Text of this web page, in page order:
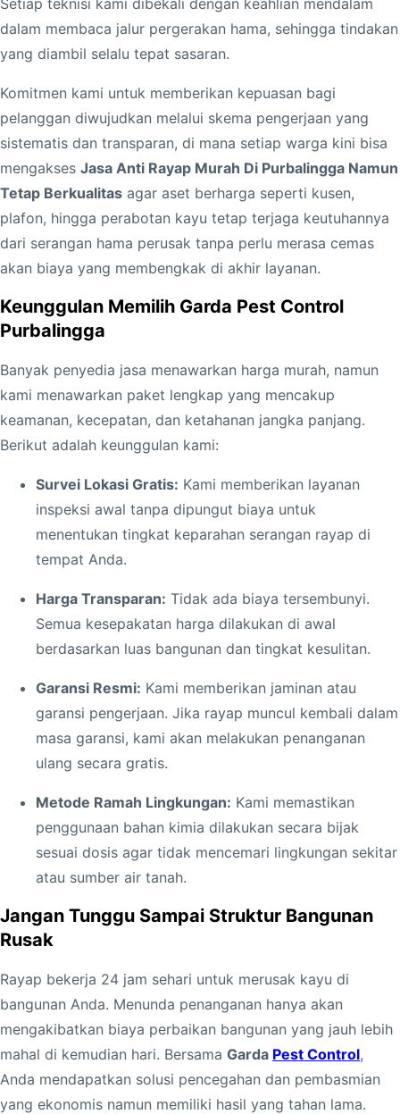
a
N
m
u
n
T
e
t
a
p
B
e
k
u
a
l
dalam membaca jalur pergerakan hama, sehingga tindakan
yang diambil selalu tepat sasaran.
Komitmen kami untuk memberikan kepuasan bagi
pelanggan diwujudkan melalui skema pengerjaan yang
sistematis dan transparan, di mana setiap warga kini bisa
mengakses Jasa Anti Rayap Murah Di Purbalingga Namun
Tetap Berkualitas agar aset berharga seperti kusen,
plafon, hingga perabotan kayu tetap terjaga keutuhannya
dari serangan hama perusak tanpa perlu merasa cemas
akan biaya yang membengkak di akhir layanan.
Keunggulan Memilih Garda Pest Control
Purbalingga
Banyak penyedia jasa menawarkan harga murah, namun
kami menawarkan paket lengkap yang mencakup
keamanan, kecepatan, dan ketahanan jangka panjang.
Berikut adalah keunggulan kami:
Survei Lokasi Gratis: Kami memberikan layanan
inspeksi awal tanpa dipungut biaya untuk
menentukan tingkat keparahan serangan rayap di
tempat Anda.
Harga Transparan: Tidak ada biaya tersembunyi.
Semua kesepakatan harga dilakukan di awal
berdasarkan luas bangunan dan tingkat kesulitan.
Garansi Resmi: Kami memberikan jaminan atau
garansi pengerjaan. Jika rayap muncul kembali dalam
masa garansi, kami akan melakukan penanganan
ulang secara gratis.
Metode Ramah Lingkungan: Kami memastikan
penggunaan bahan kimia dilakukan secara bijak
sesuai dosis agar tidak mencemari lingkungan sekitar
atau sumber air tanah.
Jangan Tunggu Sampai Struktur Bangunan
Rusak
Rayap bekerja 24 jam sehari untuk merusak kayu di
bangunan Anda. Menunda penanganan hanya akan
mengakibatkan biaya perbaikan bangunan yang jauh lebih
mahal di kemudian hari. Bersama Garda Pest Control,
Anda mendapatkan solusi pencegahan dan pembasmian
yang ekonomis namun memiliki hasil yang tahan lama.